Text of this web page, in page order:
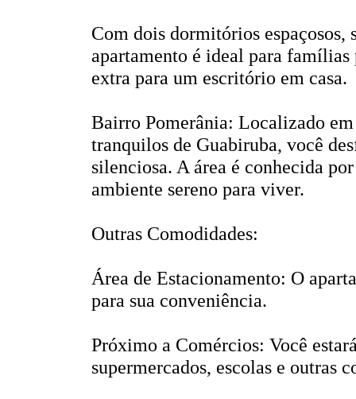
Com dois dormitórios espaçosos,
apartamento é ideal para famílias
extra para um escritório em casa.
Bairro Pomerânia: Localizado
tranquilos de Guabiruba, você
silenciosa. A área é conhecida
ambiente sereno para viver.
Outras Comodidades:
Área de Estacionamento: O
para sua conveniência.
Próximo a Comércios: Você
supermercados, escolas e outras